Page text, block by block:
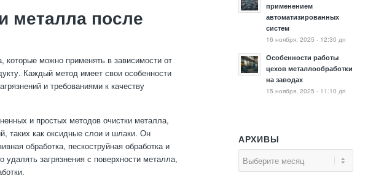
металла после
которые можно применять в зависимости от
Каждый метод имеет свои особенности
и требованиями к качеству
и простых методов очистки металла,
таких как оксидные слои и шлаки. Он
обработка, пескоструйная обработка и
загрязнения с поверхности металла,
применением
автоматизированных
систем
16 ноября, 2025 - 12:30 дп
Особенности работы
цехов металлообработки
на заводах
15 ноября, 2025 - 11:10 дп
АРХИВЫ